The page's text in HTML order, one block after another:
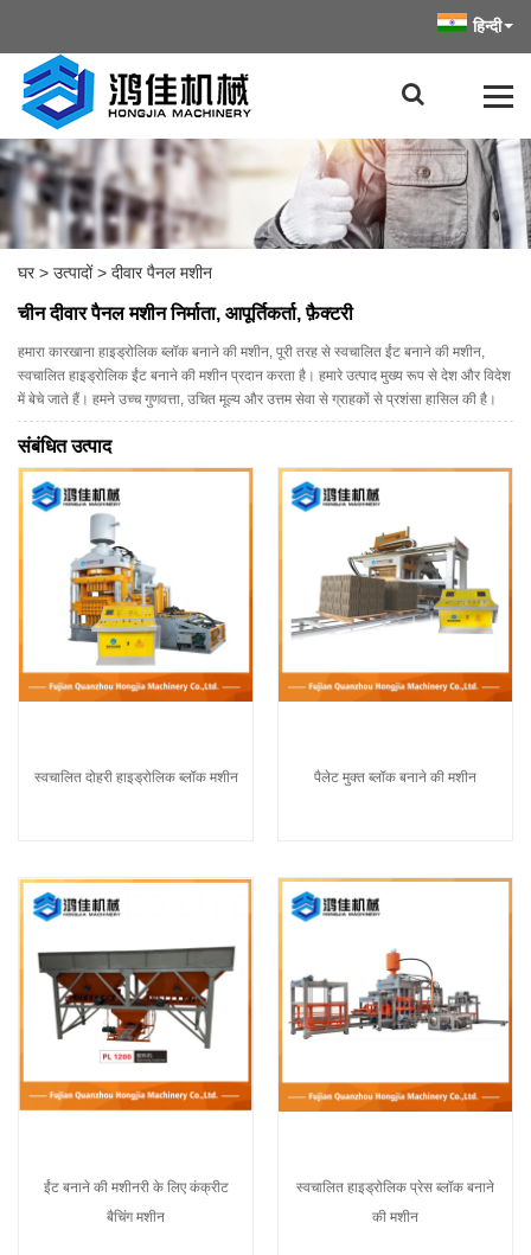
हिन्दी
घर > उत्पादों > दीवार पैनल मशीन
चीन दीवार पैनल मशीन निर्माता, आपूर्तिकर्ता, फ़ैक्टरी
हमारा कारखाना हाइड्रोलिक ब्लॉक बनाने की मशीन, पूरी तरह से स्वचालित ईंट बनाने की मशीन,
स्वचालित हाइड्रोलिक ईंट बनाने की मशीन प्रदान करता है। हमारे उत्पाद मुख्य रूप से देश और विदेश
में बेचे जाते हैं। हमने उच्च गुणवत्ता, उचित मूल्य और उत्तम सेवा से ग्राहकों से प्रशंसा हासिल की है।
संबंधित उत्पाद
स्वचालित दोहरी हाइड्रोलिक ब्लॉक मशीन पैलेट मुक्त ब्लॉक बनाने की मशीन
ईंट बनाने की मशीनरी के लिए कंक्रीट
बैचिंग मशीन
स्वचालित हाइड्रोलिक प्रेस ब्लॉक बनाने
की मशीन